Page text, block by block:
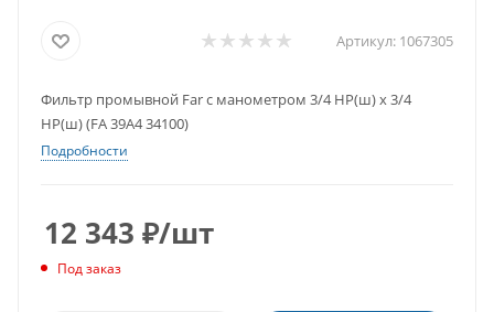
Артикул: 1067305
Фильтр промывной Far с манометром 3/4 НР(ш) х 3/4
НР(ш) (FA 39A4 34100)
Подробности
12 343 ₽/шт
Под заказ